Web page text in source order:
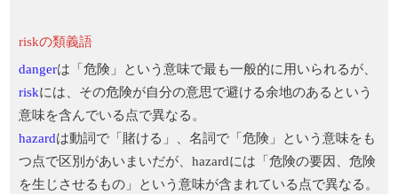
riskの類義語
dangerは「危険」という意味で最も一般的に用いられるが、
riskには、その危険が自分の意思で避ける余地のあるという
意味を含んでいる点で異なる。
hazardは動詞で「賭ける」、名詞で「危険」という意味をも
つ点で区別があいまいだが、hazardには「危険の要因、危険
を生じさせるもの」という意味が含まれている点で異なる。